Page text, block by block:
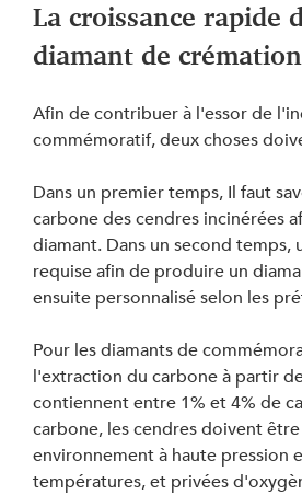
La croissance rapide
diamant de crémation
Afin de contribuer à l'essor de
commémoratif, deux choses
Dans un premier temps, Il faut
carbone des cendres incinérées
diamant. Dans un second temps,
requise afin de produire un
ensuite personnalisé selon les
Pour les diamants de
l'extraction du carbone à partir
contiennent entre 1% et 4% de
carbone, les cendres doivent
environnement à haute pression
températures, et privées